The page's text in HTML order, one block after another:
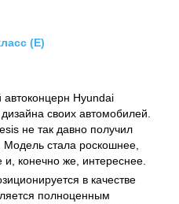
(E)
Hyundai
своих автомобилей.
не так давно получил
стала роскошнее,
конечно же, интереснее.
в качестве
полноценным